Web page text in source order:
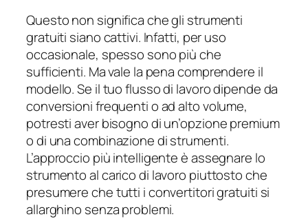
Questo non significa che gli strumenti
gratuiti siano cattivi. Infatti, per uso
occasionale, spesso sono più che
sufficienti. Ma vale la pena comprendere il
modello. Se il tuo flusso di lavoro dipende da
conversioni frequenti o ad alto volume,
potresti aver bisogno di un’opzione premium
o di una combinazione di strumenti.
L’approccio più intelligente è assegnare lo
strumento al carico di lavoro piuttosto che
presumere che tutti i convertitori gratuiti si
allarghino senza problemi.